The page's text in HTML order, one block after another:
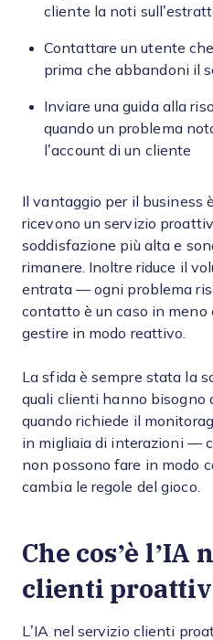
cliente la noti
Contattare un utente
prima che abbandoni il
Inviare una guida alla
quando un problema
l’account di un cliente
Il vantaggio per il business
ricevono un servizio
soddisfazione più alta e
rimanere. Inoltre riduce il
entrata — ogni problema
contatto è un caso in meno
gestire in modo reattivo.
La sfida è sempre stata la
quali clienti hanno bisogno
quando richiede il
in migliaia di interazioni —
non possono fare in modo
cambia le regole del gioco.
Che cos’è
clienti
L’IA nel servizio clienti